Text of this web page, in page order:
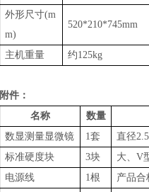
外形尺寸(m
m)
520*210*745mm
主机重量 约125kg
附件：
名称
数量
数显测量显微镜
1套 直径2.5
标准硬度块
3块 大、V
电源线
1根 产品合